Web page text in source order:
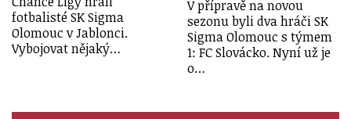
fotbalisté SK Sigma
Olomouc v Jablonci.
Vybojovat nějaký…
V přípravě na novou
sezonu byli dva hráči SK
Sigma Olomouc s týmem
1: FC Slovácko. Nyní už je
o…